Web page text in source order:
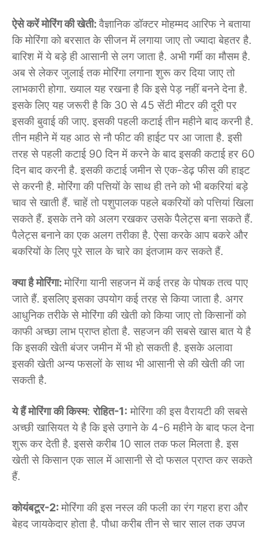
ऐसे करें मोरिंग की खेती:वैज्ञानिक डॉक्टर मोहम्मद आरिफ ने बताया
कि मोरिंगा को बरसात के सीजन में लगाया जाए तो ज्यादा बेहतर है.
बारिश में ये बड़े ही आसानी से लग जाता है. अभी गर्मी का मौसम है.
अब से लेकर जुलाई तक मोरिंगा लगाना शुरू कर दिया जाए तो
लाभकारी होगा. ख्याल यह रखना है कि इसे पेड़ नहीं बनने देना है.
इसके लिए यह जरूरी है कि 30 से 45 सेंटी मीटर की दूरी पर
इसकी बुवाई की जाए. इसकी पहली कटाई तीन महीने बाद करनी है.
तीन महीने में यह आठ से नौ फीट की हाईट पर आ जाता है. इसी
तरह से पहली कटाई 90 दिन में करने के बाद इसकी कटाई हर 60
दिन बाद करनी है. इसकी कटाई जमीन से एक-डेढ़ फीस की हाइट
से करनी है. मोरिंगा की पत्तियों के साथ ही तने को भी बकरियां बड़े
चाव से खाती हैं. चाहें तो पशुपालक पहले बकरियों को पत्तियां खिला
सकते हैं. इसके तने को अलग रखकर उसके पैलेट्स बना सकते हैं.
पैलेट्स बनाने का एक अलग तरीका है. ऐसा करके आप बकरे और
बकरियों के लिए पूरे साल के चारे का इंतजाम कर सकते हैं.
क्या है मोरिंगा:मोरिंगा यानी सहजन में कई तरह के पोषक तत्व पाए
जाते हैं. इसलिए इसका उपयोग कई तरह से किया जाता है. अगर
आधुनिक तरीके से मोरिंगा की खेती को किया जाए तो किसानों को
काफी अच्छा लाभ प्राप्त होता है. सहजन की सबसे खास बात ये है
कि इसकी खेती बंजर जमीन में भी हो सकती है. इसके अलावा
इसकी खेती अन्य फसलों के साथ भी आसानी से की खेती की जा
सकती है.
ये हैं मोरिंगा की किस्म:रोहित-1: मोरिंगा की इस वैरायटी की सबसे
अच्छी खासियत ये है कि इसे उगाने के 4-6 महीने के बाद फल देना
शुरू कर देती है. इससे करीब 10 साल तक फल मिलता है. इस
खेती से किसान एक साल में आसानी से दो फसल प्राप्त कर सकते
हैं.
कोयंबटूर-2:मोरिंगा की इस नस्ल की फली का रंग गहरा हरा और
बेहद जायकेदार होता है. पौधा करीब तीन से चार साल तक उपज